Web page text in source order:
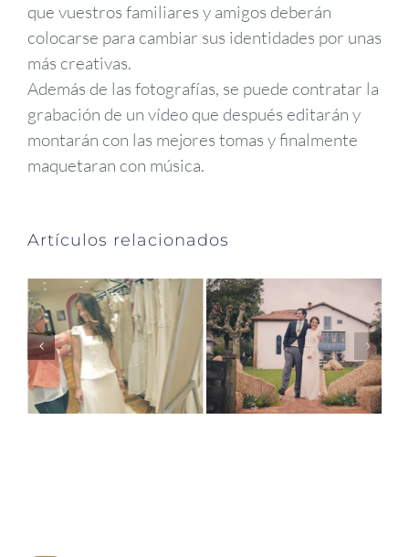
que vuestros familiares y amigos deberán
colocarse para cambiar sus identidades por unas
más creativas.
Además de las fotografías, se puede contratar la
grabación de un vídeo que después editarán y
montarán con las mejores tomas y finalmente
maquetaran con música.
Artículos relacionados
Elige a la
planner!
Crea tú misma
la decoración
de tu boda en
casa